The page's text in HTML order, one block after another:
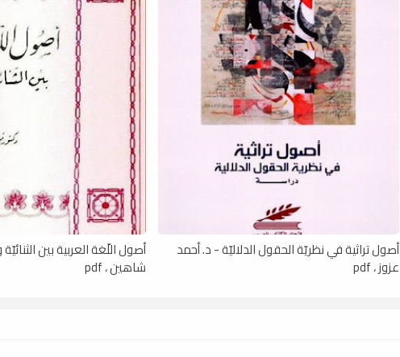
أصول تراثية في نظريّة الحقول الدلاليّة - د. أحمد
عزوز ، pdf
أصول اللّغة العربية بين
شاهين ، pdf